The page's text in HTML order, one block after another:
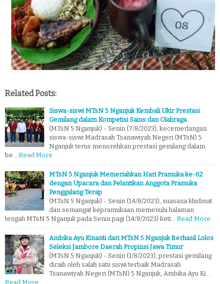
Related Posts:
Siswa-siswi MTsN 5 Nganjuk Kembali Ukir Prestasi
Gemilang dalam Kompetisi Sains dan Olahraga
(MTsN 5 Nganjuk) - Senin (7/8/2023), kecemerlangan
siswa-siswi Madrasah Tsanawiyah Negeri (MTsN) 5
Nganjuk terus menorehkan prestasi gemilang dalam
be… Read More
MTsN 5 Nganjuk Memeriahkan Hari Pramuka ke-62
dengan Upacara dan Pelantikan Anggota Pramuka
Penggalang Terap
(MTsN 5 Nganjuk) - Senin (14/8/2023), suasana khidmat
dan semangat kepramukaan memenuhi halaman
tengah MTsN 5 Nganjuk pada Senin pagi (14/8/2023) keti… Read More
Ambika Ayu Kinanti dari MTsN 5 Nganjuk Berhasil Lolos
Seleksi Jambore Daerah Propinsi Jawa Timur
(MTsN 5 Nganjuk) - Senin (1/8/2023), prestasi gemilang
diraih oleh salah satu siswi terbaik Madrasah
Tsanawiyah Negeri (MTsN) 5 Nganjuk, Ambika Ayu Ki…
Read More